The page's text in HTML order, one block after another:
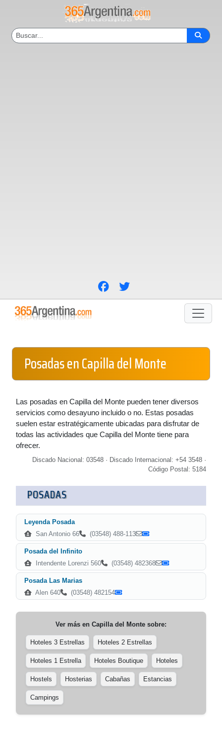
Posadas en Capilla del Monte
Las posadas en Capilla del Monte pueden tener diversos
servicios como desayuno incluido o no. Estas posadas
suelen estar estratégicamente ubicadas para disfrutar de
todas las actividades que Capilla del Monte tiene para
ofrecer.
Discado Nacional: 03548 · Discado Internacional: +54 3548 ·
Código Postal: 5184
POSADAS
Leyenda Posada
San Antonio 66
(03548) 488-113
Posada del Infinito
Intendente Lorenzi 560
(03548) 482368
Posada Las Marias
Alen 640
(03548) 482154
Ver más en Capilla del Monte sobre:
Hoteles 3 Estrellas Hoteles 2 Estrellas
Hoteles 1 Estrella Hoteles Boutique Hoteles
Hostels Hosterias Cabañas Estancias
Campings